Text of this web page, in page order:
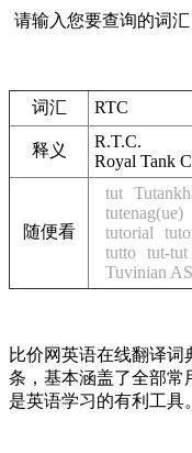
请输入您要查询的词汇
词汇 RTC
释义
R.T.C.
Royal Tank
随便看
tut
tutenag(ue)
tutorial
tutto tut-tut
Tuvinian
比价网英语在线翻译词
条，基本涵盖了全部常
是英语学习的有利工具。